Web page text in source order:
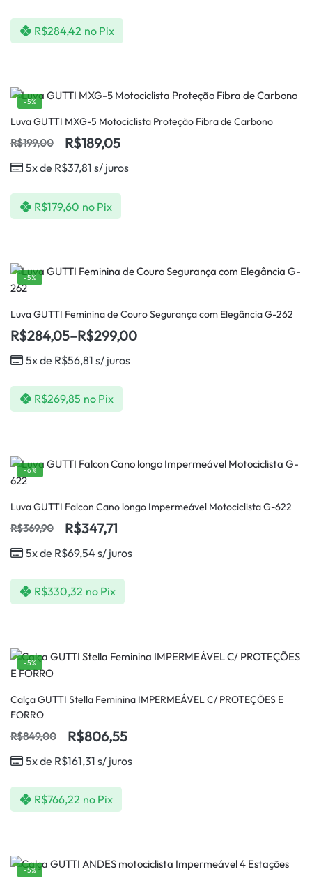
R$284,42 no Pix
-5%
Luva GUTTI MXG-5 Motociclista Proteção Fibra de Carbono
R$199,00 R$189,05
5x de R$37,81 s/ juros
R$179,60 no Pix
-5%
Luva GUTTI Feminina de Couro Segurança com Elegância G-262
R$284,05–R$299,00
5x de R$56,81 s/ juros
R$269,85 no Pix
-6%
Luva GUTTI Falcon Cano longo Impermeável Motociclista G-622
R$369,90 R$347,71
5x de R$69,54 s/ juros
R$330,32 no Pix
-5%
Calça GUTTI Stella Feminina IMPERMEÁVEL C/ PROTEÇÕES E
FORRO
R$849,00 R$806,55
5x de R$161,31 s/ juros
R$766,22 no Pix
-5%